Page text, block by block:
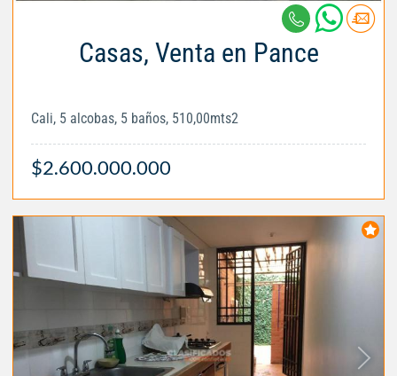
Casas, Venta en Pance
Cali, 5 alcobas, 5 baños, 510,00mts2
$2.600.000.000